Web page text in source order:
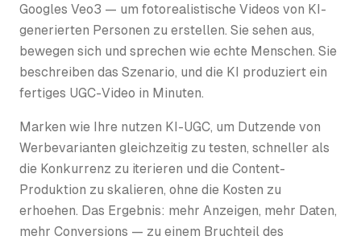
Googles Veo3 — um fotorealistische Videos von KI-
generierten Personen zu erstellen. Sie sehen aus,
bewegen sich und sprechen wie echte Menschen. Sie
beschreiben das Szenario, und die KI produziert ein
fertiges UGC-Video in Minuten.
Marken wie Ihre nutzen KI-UGC, um Dutzende von
Werbevarianten gleichzeitig zu testen, schneller als
die Konkurrenz zu iterieren und die Content-
Produktion zu skalieren, ohne die Kosten zu
erhoehen. Das Ergebnis: mehr Anzeigen, mehr Daten,
mehr Conversions — zu einem Bruchteil des